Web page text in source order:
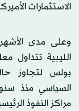
الاستثمارات
وعلى مدى
الليبية تتداول
بولس لتجاوز
السياسي منذ
مراكز النفوذ